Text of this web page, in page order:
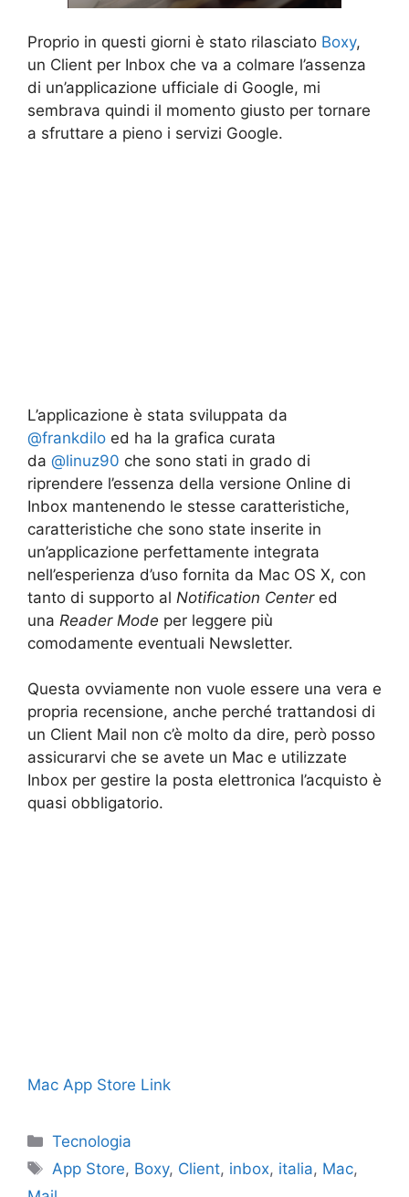
Proprio in questi giorni è stato rilasciato Boxy,
un Client per Inbox che va a colmare l’assenza
di un’applicazione ufficiale di Google, mi
sembrava quindi il momento giusto per tornare
a sfruttare a pieno i servizi Google.
L’applicazione è stata sviluppata da
@frankdilo ed ha la grafica curata
da @linuz90 che sono stati in grado di
riprendere l’essenza della versione Online di
Inbox mantenendo le stesse caratteristiche,
caratteristiche che sono state inserite in
un’applicazione perfettamente integrata
nell’esperienza d’uso fornita da Mac OS X, con
tanto di supporto al Notification Center ed
una Reader Mode per leggere più
comodamente eventuali Newsletter.
Questa ovviamente non vuole essere una vera e
propria recensione, anche perché trattandosi di
un Client Mail non c’è molto da dire, però posso
assicurarvi che se avete un Mac e utilizzate
Inbox per gestire la posta elettronica l’acquisto è
quasi obbligatorio.
Mac App Store Link
Categorie
Tecnologia
Tag
App Store, Boxy, Client, inbox, italia, Mac,